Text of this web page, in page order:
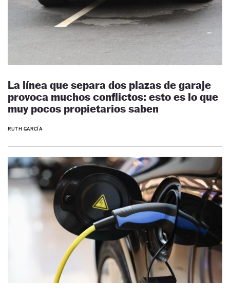
La línea que separa dos plazas de garaje
provoca muchos conflictos: esto es lo que
muy pocos propietarios saben
RUTH GARCÍA